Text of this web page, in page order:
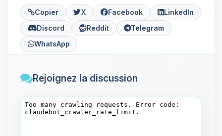
Copier X Facebook
LinkedIn
Discord
Reddit
Telegram
WhatsApp
Rejoignez la discussion